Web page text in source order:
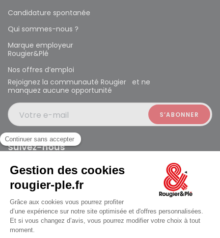
jusqu'au Samedi à 10:00
Candidature spontanée
Qui sommes-nous ?
Marque employeur
Rougier&Plé
Nos offres d’emploi
Rejoignez la communauté Rougier et ne
manquez aucune opportunité
Votre e-mail
Suivez-nous
Rougier et Plé 2024 Copyright